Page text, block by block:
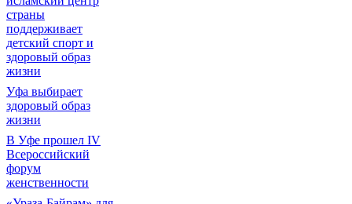
страны
поддерживает
детский спорт и
здоровый образ
жизни
Уфа выбирает
здоровый образ
жизни
В Уфе прошел IV
Всероссийский
форум
женственности